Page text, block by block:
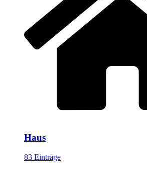
Haus
83 Einträge